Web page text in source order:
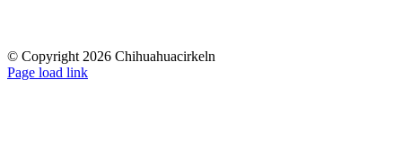
© Copyright 2026 Chihuahuacirkeln
Page load link